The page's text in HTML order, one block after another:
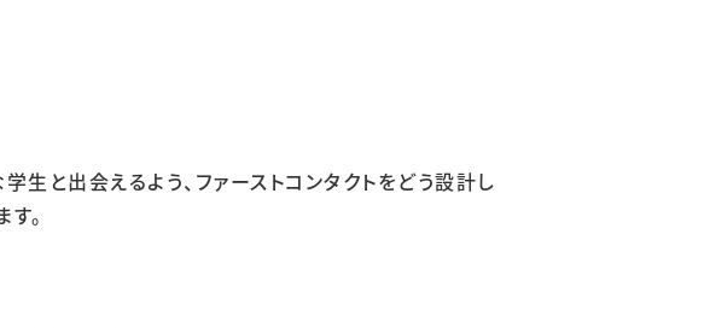
生と出会えるよう、ファーストコンタクトをどう設計し
。